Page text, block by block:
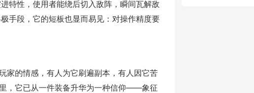
特性，使用者能绕后切入敌阵，瞬间瓦解敌
手段，它的短板也显而易见：对操作精度要
家的情感，有人为它刷遍副本，有人因它苦
，它已从一件装备升华为一种信仰——象征